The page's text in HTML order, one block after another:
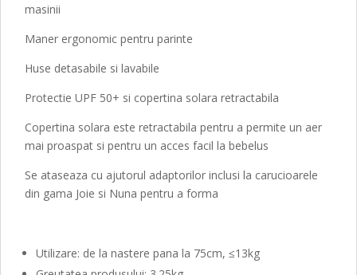
masinii
Maner ergonomic pentru parinte
Huse detasabile si lavabile
Protectie UPF 50+ si copertina solara retractabila
Copertina solara este retractabila pentru a permite un aer
mai proaspat si pentru un acces facil la bebelus
Se ataseaza cu ajutorul adaptorilor inclusi la carucioarele
din gama Joie si Nuna pentru a forma
Utilizare: de la nastere pana la 75cm, ≤13kg